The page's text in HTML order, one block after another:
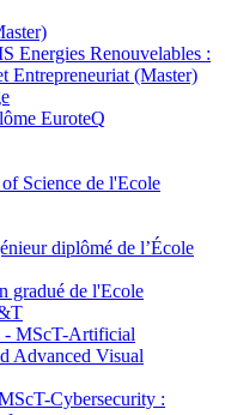
Energies Renouvelables :
Entrepreneuriat (Master)
EuroteQ
Science de l'Ecole
diplômé de l’École
gradué de l'Ecole
MScT-Artificial
Advanced Visual
Cybersecurity :